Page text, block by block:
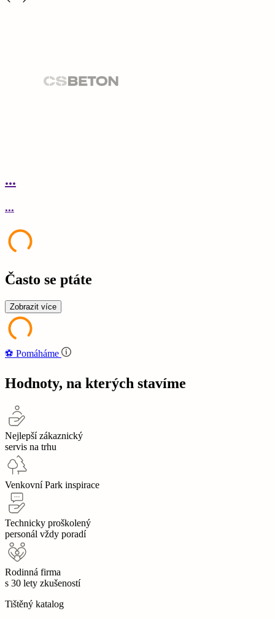
...
...
Často se ptáte
Zobrazit více
⚽‍️️ Pomáháme
Hodnoty, na kterých stavíme
Nejlepší zákaznický
servis na trhu
Venkovní Park inspirace
Technicky proškolený
personál vždy poradí
Rodinná firma
s 30 lety zkušeností
Tištěný katalog